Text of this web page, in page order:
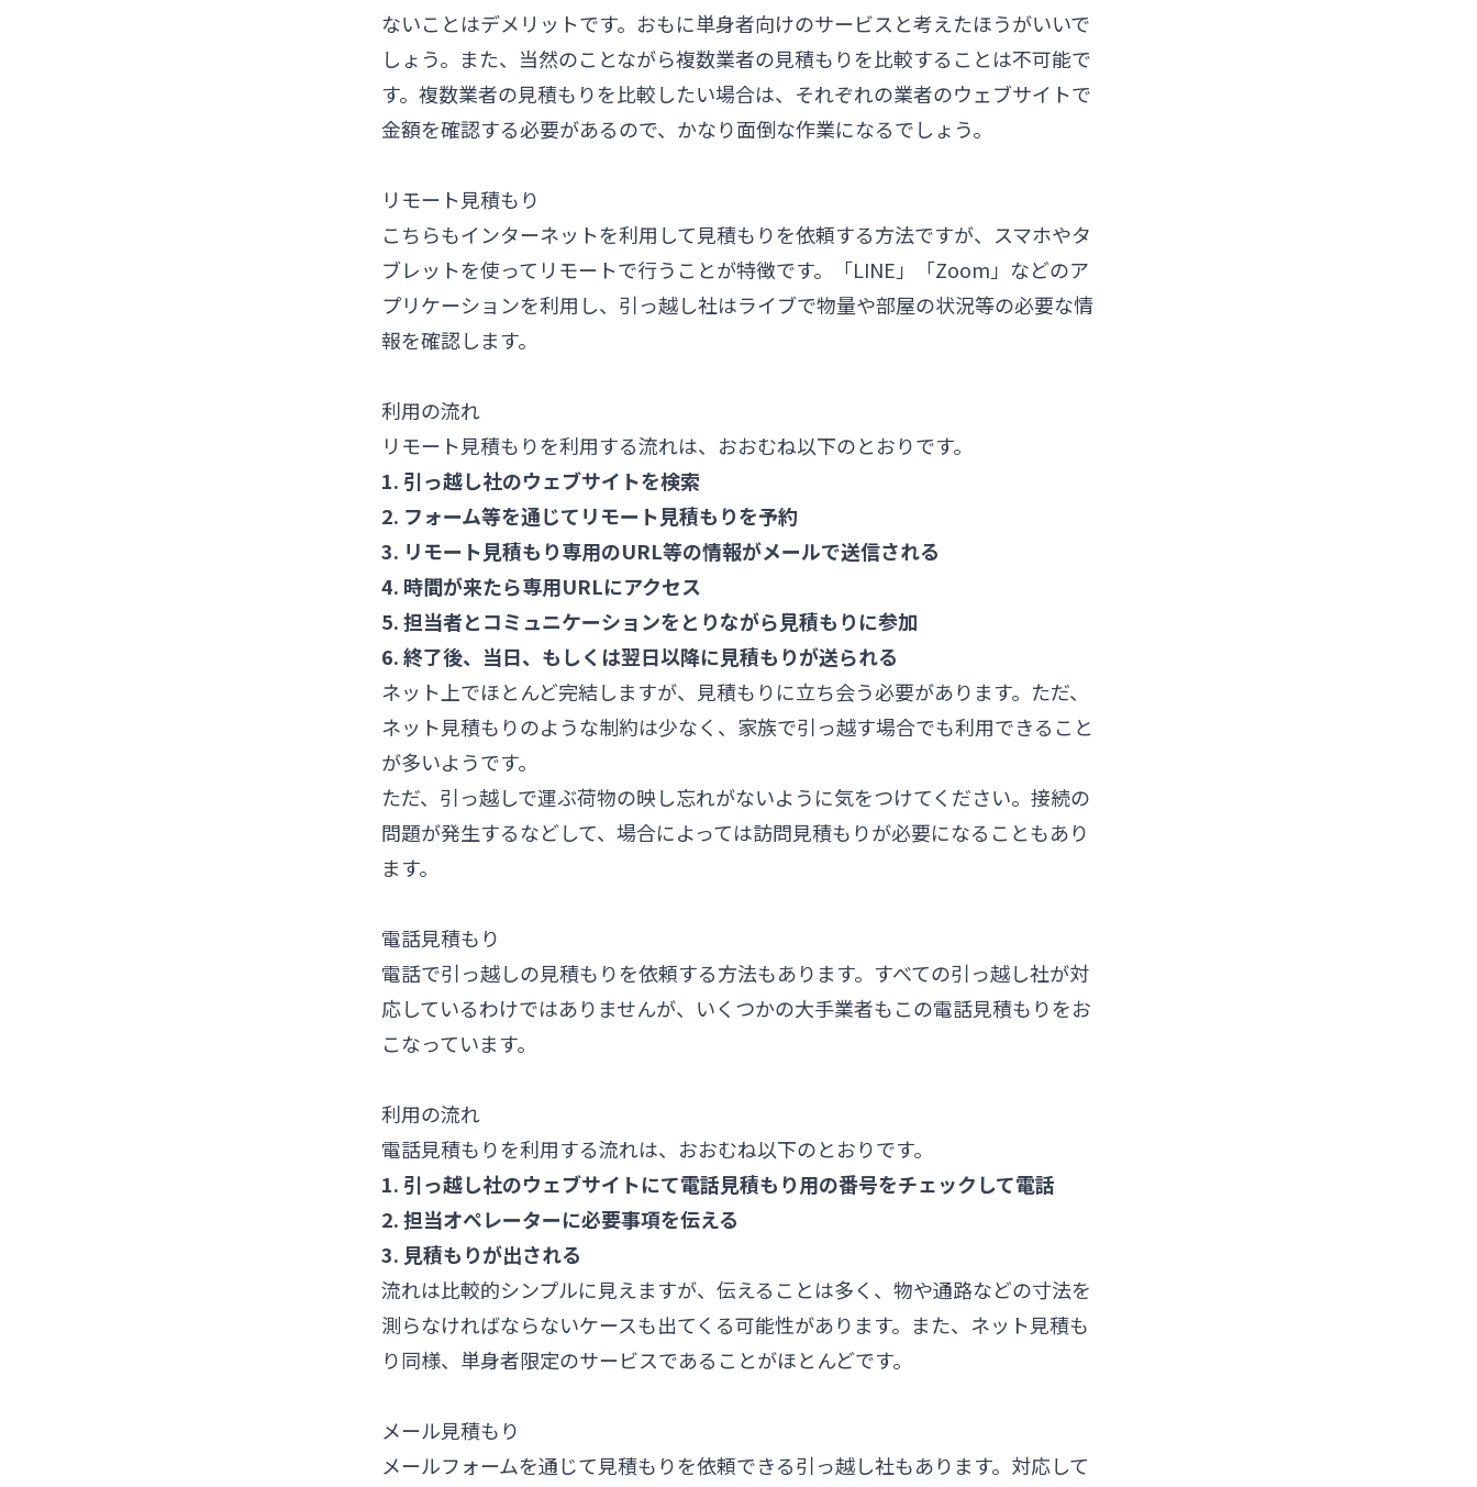
ないことはデメリットです。おもに単身者向けのサービスと考えたほうがいいで
しょう。また、当然のことながら複数業者の見積もりを比較することは不可能で
す。複数業者の見積もりを比較したい場合は、それぞれの業者のウェブサイトで
金額を確認する必要があるので、かなり面倒な作業になるでしょう。
リモート見積もり
こちらもインターネットを利用して見積もりを依頼する方法ですが、スマホやタ
ブレットを使ってリモートで行うことが特徴です。「LINE」「Zoom」などのア
プリケーションを利用し、引っ越し社はライブで物量や部屋の状況等の必要な情
報を確認します。
利用の流れ
リモート見積もりを利用する流れは、おおむね以下のとおりです。
1. 引っ越し社のウェブサイトを検索
2. フォーム等を通じてリモート見積もりを予約
3. リモート見積もり専用のURL等の情報がメールで送信される
4. 時間が来たら専用URLにアクセス
5. 担当者とコミュニケーションをとりながら見積もりに参加
6. 終了後、当日、もしくは翌日以降に見積もりが送られる
ネット上でほとんど完結しますが、見積もりに立ち会う必要があります。ただ、
ネット見積もりのような制約は少なく、家族で引っ越す場合でも利用できること
が多いようです。
ただ、引っ越しで運ぶ荷物の映し忘れがないように気をつけてください。接続の
問題が発生するなどして、場合によっては訪問見積もりが必要になることもあり
ます。
電話見積もり
電話で引っ越しの見積もりを依頼する方法もあります。すべての引っ越し社が対
応しているわけではありませんが、いくつかの大手業者もこの電話見積もりをお
こなっています。
利用の流れ
電話見積もりを利用する流れは、おおむね以下のとおりです。
1. 引っ越し社のウェブサイトにて電話見積もり用の番号をチェックして電話
2. 担当オペレーターに必要事項を伝える
3. 見積もりが出される
流れは比較的シンプルに見えますが、伝えることは多く、物や通路などの寸法を
測らなければならないケースも出てくる可能性があります。また、ネット見積も
り同様、単身者限定のサービスであることがほとんどです。
メール見積もり
メールフォームを通じて見積もりを依頼できる引っ越し社もあります。対応して